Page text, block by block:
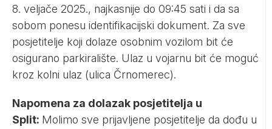
8. veljače 2025., najkasnije do 09:45 sati i da sa
sobom ponesu identifikacijski dokument. Za sve
posjetitelje koji dolaze osobnim vozilom bit će
osigurano parkiralište. Ulaz u vojarnu bit će moguć
kroz kolni ulaz (ulica Črnomerec).
Napomena za dolazak posjetitelja u
Split: Molimo sve prijavljene posjetitelje da dođu u